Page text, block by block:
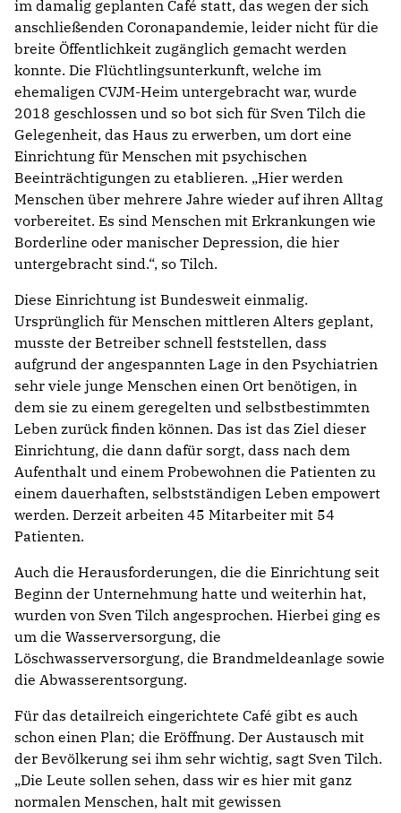
im damalig geplanten Café statt, das wegen der sich
anschließenden Coronapandemie, leider nicht für die
breite Öffentlichkeit zugänglich gemacht werden
konnte. Die Flüchtlingsunterkunft, welche im
ehemaligen CVJM-Heim untergebracht war, wurde
2018 geschlossen und so bot sich für Sven Tilch die
Gelegenheit, das Haus zu erwerben, um dort eine
Einrichtung für Menschen mit psychischen
Beeinträchtigungen zu etablieren. „Hier werden
Menschen über mehrere Jahre wieder auf ihren Alltag
vorbereitet. Es sind Menschen mit Erkrankungen wie
Borderline oder manischer Depression, die hier
untergebracht sind.“, so Tilch.
Diese Einrichtung ist Bundesweit einmalig.
Ursprünglich für Menschen mittleren Alters geplant,
musste der Betreiber schnell feststellen, dass
aufgrund der angespannten Lage in den Psychiatrien
sehr viele junge Menschen einen Ort benötigen, in
dem sie zu einem geregelten und selbstbestimmten
Leben zurück finden können. Das ist das Ziel dieser
Einrichtung, die dann dafür sorgt, dass nach dem
Aufenthalt und einem Probewohnen die Patienten zu
einem dauerhaften, selbstständigen Leben empowert
werden. Derzeit arbeiten 45 Mitarbeiter mit 54
Patienten.
Auch die Herausforderungen, die die Einrichtung seit
Beginn der Unternehmung hatte und weiterhin hat,
wurden von Sven Tilch angesprochen. Hierbei ging es
um die Wasserversorgung, die
Löschwasserversorgung, die Brandmeldeanlage sowie
die Abwasserentsorgung.
Für das detailreich eingerichtete Café gibt es auch
schon einen Plan; die Eröffnung. Der Austausch mit
der Bevölkerung sei ihm sehr wichtig, sagt Sven Tilch.
„Die Leute sollen sehen, dass wir es hier mit ganz
normalen Menschen, halt mit gewissen